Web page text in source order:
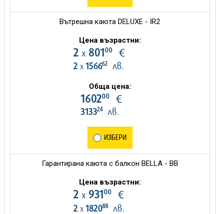
Вътрешна каюта DELUXE - IR2
Цена възрастни:
2 х 80100€
2 х 156662лв.
Обща цена:
160200€
313324лв.
ИЗБЕРИ
Гарантирана каюта с балкон BELLA - BB
Цена възрастни:
2 х 93100€
2 х 182088лв.